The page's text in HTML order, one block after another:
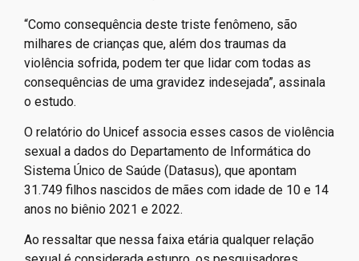
“Como consequência deste triste fenômeno, são
milhares de crianças que, além dos traumas da
violência sofrida, podem ter que lidar com todas as
consequências de uma gravidez indesejada”, assinala
O relatório do Unicef associa esses casos de violência
sexual a dados do Departamento de Informática do
Sistema Único de Saúde (Datasus), que apontam
31.749 filhos nascidos de mães com idade de 10 e 14